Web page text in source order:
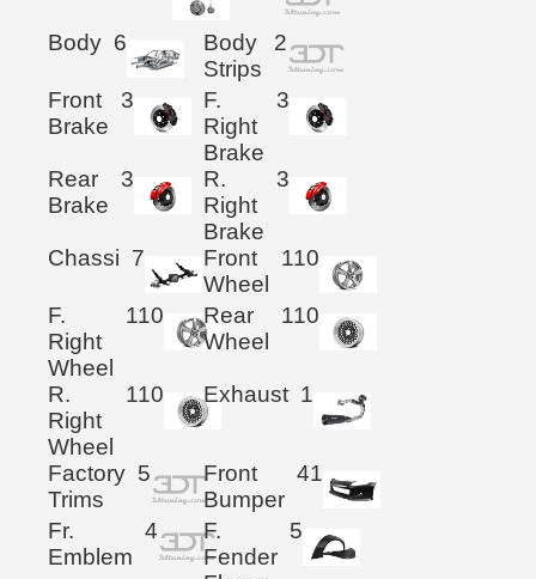
Body 6
Body
Strips
2
Front
Brake
3
F.
Right
Brake
3
Rear
Brake
3
R.
Right
Brake
3
Chassi 7
Front
Wheel
110
F.
Right
Wheel
110
Rear
Wheel
110
R.
Right
Wheel
110 Exhaust 1
Factory
Trims
5
Front
Bumper
41
Fr.
Emblem
4
F.
Fender
5